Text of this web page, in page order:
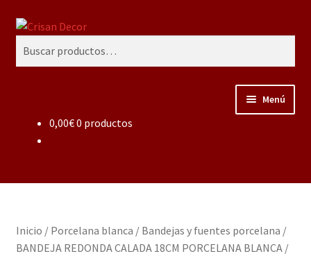
Ir
Ir
contenido
Buscar
Menú
Regalos infantiles, vajillas y canastillas bebé
Regalo personalizado, estuches copas grabadas, regalo
Accesorios de baños rústicos y modernos
0,00€0 productos
Inicio / Porcelana blanca / Bandejas y fuentes porcelana /
BANDEJA REDONDA CALADA 18CM PORCELANA BLANCA/